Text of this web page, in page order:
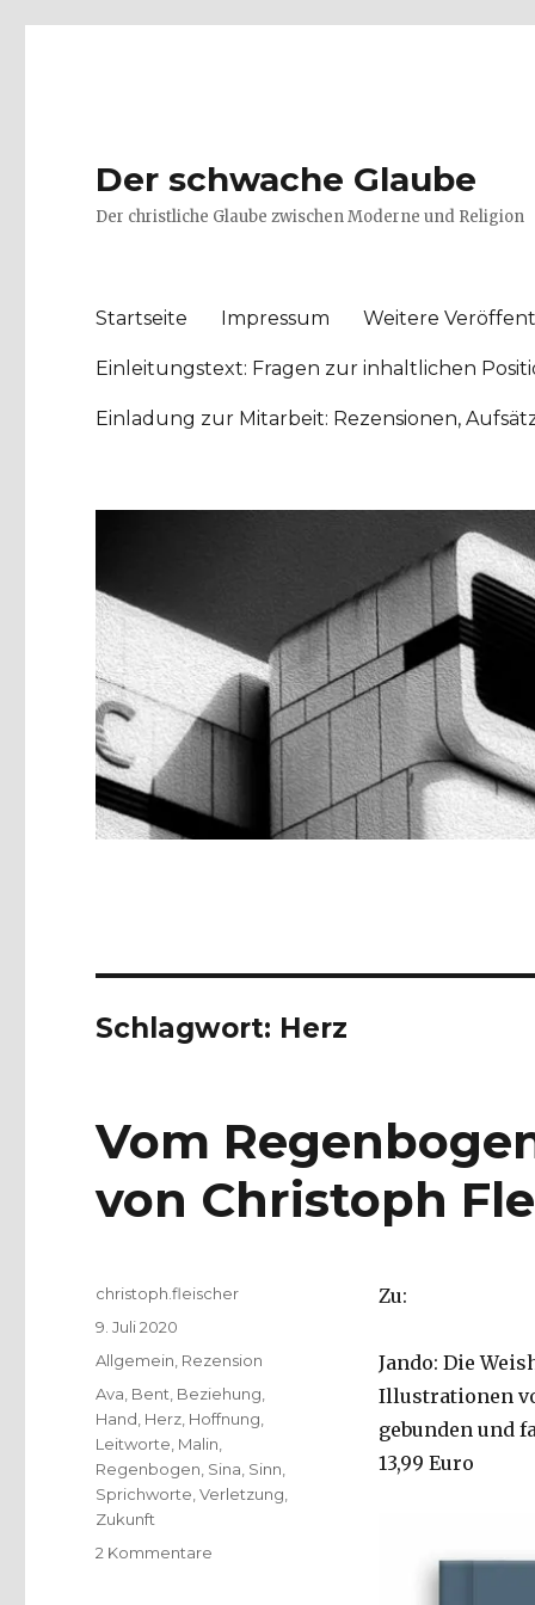
Der schwache Glaube
Der christliche Glaube zwischen Moderne und Religion
Startseite Impressum Weitere
Einleitungstext: Fragen zur inhaltlichen
Einladung zur Mitarbeit: Rezensionen,
Schlagwort: Herz
Vom
von Christoph
Zu:
Jando: Die
Illustrationen
gebunden und
13,99 Euro
Autor
christoph.fleischer
Veröffentlicht
am
9. Juli 2020
Kategorien
Allgemein Rezension
Schlagwörter
Ava Bent Beziehung
Hand Herz Hoffnung
Leitworte Malin
Regenbogen Sina Sinn
Sprichworte ,Verletzung
Zukunft
2 Kommentare